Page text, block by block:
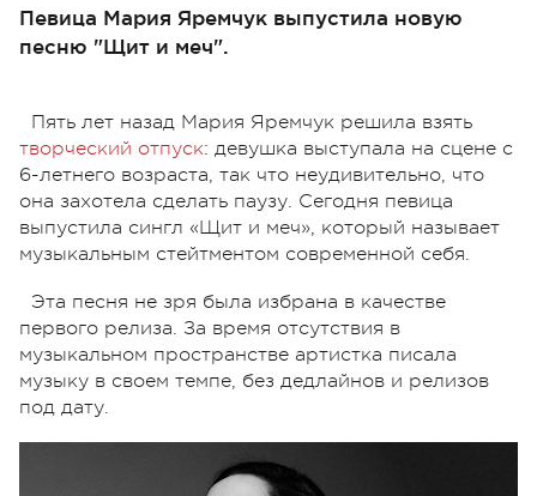
Певица Мария Яремчук выпустила новую
песню "Щит и меч".
Пять лет назад Мария Яремчук решила взять
творческий отпуск: девушка выступала на сцене с
6-летнего возраста, так что неудивительно, что
она захотела сделать паузу. Сегодня певица
выпустила сингл «Щит и меч», который называет
музыкальным стейтментом современной себя.
Эта песня не зря была избрана в качестве
первого релиза. За время отсутствия в
музыкальном пространстве артистка писала
музыку в своем темпе, без дедлайнов и релизов
под дату.